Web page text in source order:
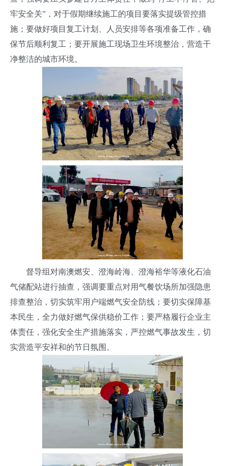
牢安全关”，对于假期继续施工的项目要落实提级管控措
施；要做好项目复工计划、人员安排等各项准备工作，确
保节后顺利复工；要开展施工现场卫生环境整治，营造干
净整洁的城市环境。
督导组对南澳燃安、澄海岭海、澄海裕华等液化石油
气储配站进行抽查，强调要重点对用气餐饮场所加强隐患
排查整治，切实筑牢用户端燃气安全防线；要切实保障基
本民生，全力做好燃气保供稳价工作；要严格履行企业主
体责任，强化安全生产措施落实，严控燃气事故发生，切
实营造平安祥和的节日氛围。